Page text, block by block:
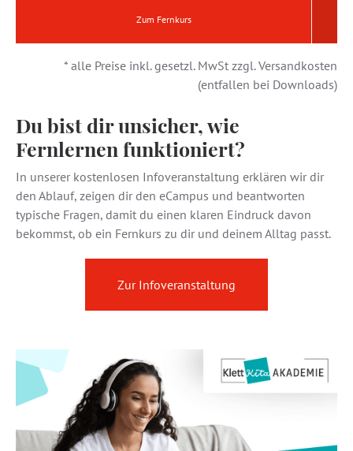
Zum Fernkurs
* alle Preise inkl. gesetzl. MwSt zzgl. Versandkosten
(entfallen bei Downloads)
Du bist dir unsicher, wie
Fernlernen funktioniert?
In unserer kostenlosen Infoveranstaltung erklären wir dir
den Ablauf, zeigen dir den eCampus und beantworten
typische Fragen, damit du einen klaren Eindruck davon
bekommst, ob ein Fernkurs zu dir und deinem Alltag passt.
Zur Infoveranstaltung